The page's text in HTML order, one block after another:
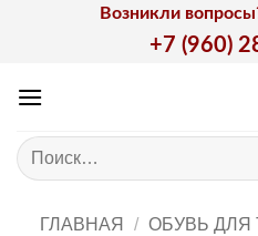
Возникли
+7 (960)
Искать:
ГЛАВНАЯ / ОБУВЬ ДЛЯ